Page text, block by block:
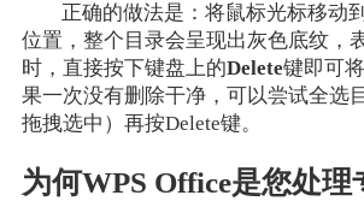
正确的做法是：将鼠标光标移动
位置，整个目录会呈现出灰色底纹，
时，直接按下键盘上的Delete键即可
果一次没有删除干净，可以尝试全选
拖拽选中）再按Delete键。
为何WPS Office是您处理